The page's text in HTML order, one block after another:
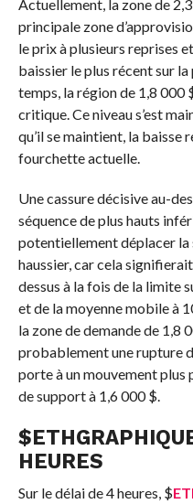
Actuellement, la zone de
principale zone
le prix à plusieurs reprises
baissier le plus récent sur
temps, la région de 1,8 000
critique. Ce niveau s’est
qu’il se maintient, la baisse
fourchette actuelle.
Une cassure décisive au-
séquence de plus hauts
potentiellement déplacer
haussier, car cela
dessus à la fois de la limite
et de la moyenne mobile à
la zone de demande de 1,8
probablement une rupture
porte à un mouvement plus
de support à 1,6 000 $.
$ETH
HEURES
Sur le délai de 4 heures, $